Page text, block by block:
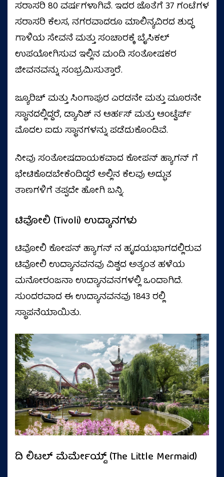
ಸರಾಸರಿ 80 ವರ್ಷಗಳಾಗಿವೆ. ಇದರ ಜೊತೆಗೆ 37 ಗಂಟೆಗಳ
ಸರಾಸರಿ ಕೆಲಸ, ನಗರವಾದರೂ ಮಾಲಿನ್ಯವಿರದ ಶುದ್ಧ
ಗಾಳಿಯ ಸೇವನೆ ಮತ್ತು ಸಂಚಾರಕ್ಕೆ ಬೈಸಿಕಲ್
ಉಪಯೋಗಿಸುವ ಇಲ್ಲಿನ ಮಂದಿ ಸಂತೋಷಕರ
ಜೀವನವನ್ನು ಸಂಭ್ರಮಿಸುತ್ತಾರೆ.
ಜ್ಯೂರಿಚ್ ಮತ್ತು ಸಿಂಗಾಪುರ ಎರಡನೇ ಮತ್ತು ಮೂರನೇ
ಸ್ಥಾನದಲ್ಲಿದ್ದರೆ, ಡ್ಯಾನಿಶ್ ನ ಆರ್ಹಸ್ ಮತ್ತು ಆಂಟ್ವೆರ್ಪ್
ಮೊದಲ ಐದು ಸ್ಥಾನಗಳನ್ನು ಪಡೆದುಕೊಂಡಿವೆ.
ನೀವು ಸಂತೋಷದಾಯಕವಾದ ಕೋಪನ್ ಹ್ಯಾಗನ್ ಗೆ
ಭೇಟಿಕೊಡಬೇಕೆಂದಿದ್ದರೆ ಅಲ್ಲಿನ ಕೆಲವು ಅದ್ಭುತ
ತಾಣಗಳಿಗೆ ತಪ್ಪದೇ ಹೋಗಿ ಬನ್ನಿ.
ಟಿವೋಲಿ (Tivoli) ಉದ್ಯಾನಗಳು
ಟಿವೋಲಿ ಕೋಪನ್ ಹ್ಯಾಗನ್ ನ ಹೃದಯಭಾಗದಲ್ಲಿರುವ
ಟಿವೋಲಿ ಉದ್ಯಾನವನವು ವಿಶ್ವದ ಅತ್ಯಂತ ಹಳೆಯ
ಮನೋರಂಜನಾ ಉದ್ಯಾನವನಗಳಲ್ಲಿ ಒಂದಾಗಿದೆ.
ಸುಂದರವಾದ ಈ ಉದ್ಯಾನವನವು 1843 ರಲ್ಲಿ
ಸ್ಥಾಪನೆಯಾಯಿತು.
ದಿ ಲಿಟಲ್ ಮೆರ್ಮೇಯ್ಡ್ (The Little Mermaid)